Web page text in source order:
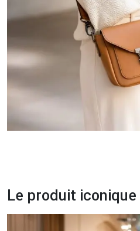
Le produit iconique